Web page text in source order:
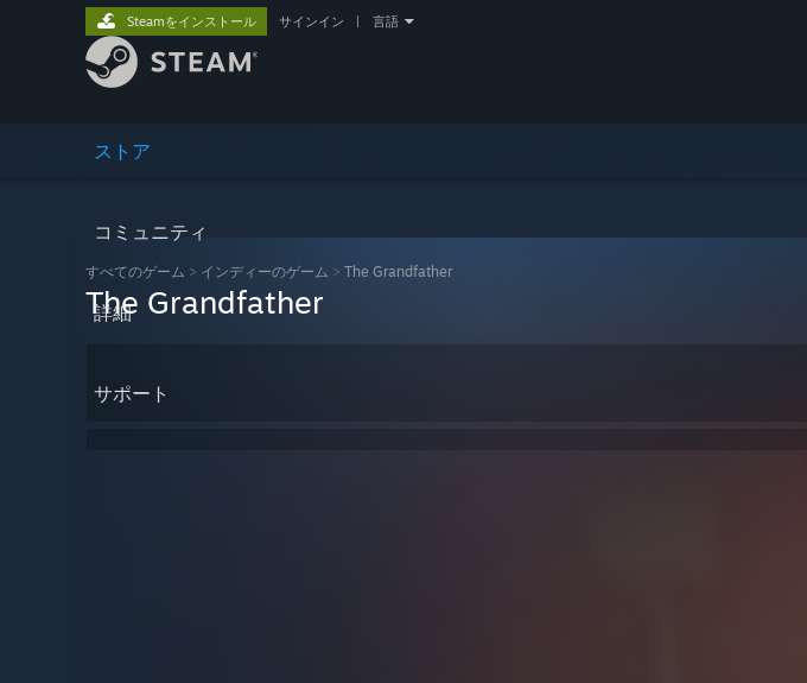
ストア
コミュニティ
詳細
サポート
Steamをインストール サインイン 言語
すべてのゲーム > インディーのゲーム > The Grandfather
The Grandfather